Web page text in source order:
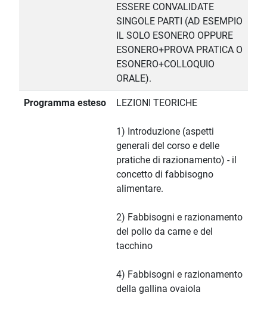
ESSERE CONVALIDATE
SINGOLE PARTI (AD ESEMPIO
IL SOLO ESONERO OPPURE
ESONERO+PROVA PRATICA O
ESONERO+COLLOQUIO
ORALE).
Programma esteso LEZIONI TEORICHE
1) Introduzione (aspetti
generali del corso e delle
pratiche di razionamento) - il
concetto di fabbisogno
alimentare.
2) Fabbisogni e razionamento
del pollo da carne e del
tacchino
4) Fabbisogni e razionamento
della gallina ovaiola